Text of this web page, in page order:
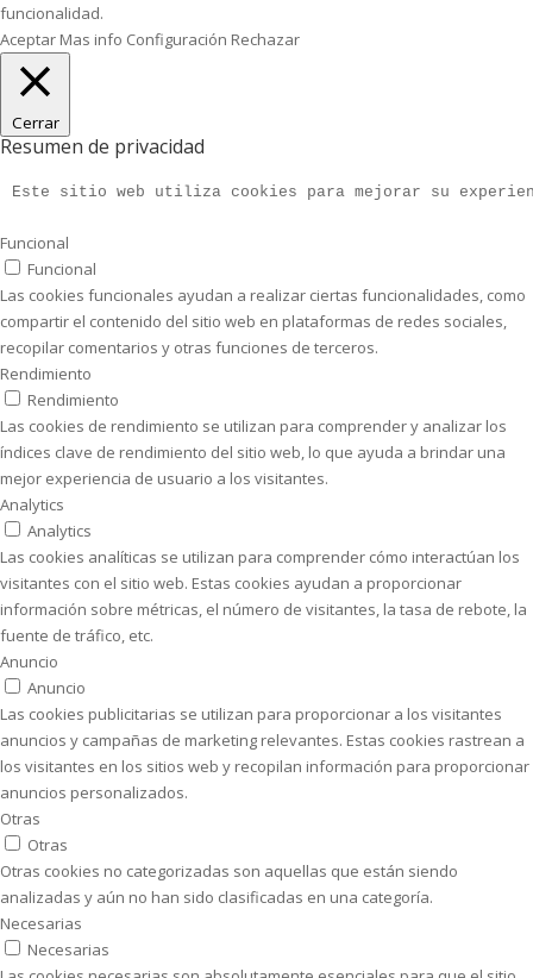
funcionalidad.
Aceptar Mas info Configuración Rechazar
Cerrar
Resumen de privacidad
Este sitio web utiliza cookies para mejorar su
Funcional
Funcional
Las cookies funcionales ayudan a realizar ciertas funcionalidades, como
compartir el contenido del sitio web en plataformas de redes sociales,
recopilar comentarios y otras funciones de terceros.
Rendimiento
Rendimiento
Las cookies de rendimiento se utilizan para comprender y analizar los
índices clave de rendimiento del sitio web, lo que ayuda a brindar una
mejor experiencia de usuario a los visitantes.
Analytics
Analytics
Las cookies analíticas se utilizan para comprender cómo interactúan los
visitantes con el sitio web. Estas cookies ayudan a proporcionar
información sobre métricas, el número de visitantes, la tasa de rebote, la
fuente de tráfico, etc.
Anuncio
Anuncio
Las cookies publicitarias se utilizan para proporcionar a los visitantes
anuncios y campañas de marketing relevantes. Estas cookies rastrean a
los visitantes en los sitios web y recopilan información para proporcionar
anuncios personalizados.
Otras
Otras
Otras cookies no categorizadas son aquellas que están siendo
analizadas y aún no han sido clasificadas en una categoría.
Necesarias
Necesarias